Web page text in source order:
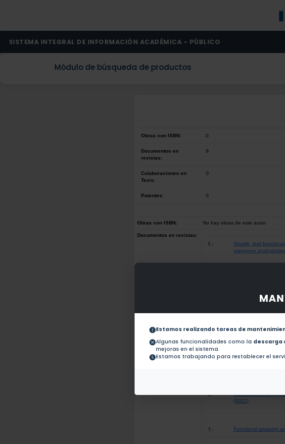
Estamos realizando tareas de
Algunas funcionalidades como la descarga
mejoras en el sistema.
Estamos trabajando para restablecer el
SISTEMA INTEGRAL DE INFORMACIÓN ACADÉMICA - PÚBLICO
Módulo de búsqueda de productos
Obras con ISBN: 0
Documentos en
revistas:
9
Colaboraciones en
Tesis:
0
Patentes: 0
Obras con ISBN: No hay obras de este autor.
Documentos en revistas:
1.-
Growth, leaf
mangrove
Assessing the
6.-
(2021)
7.- Functional anatomy